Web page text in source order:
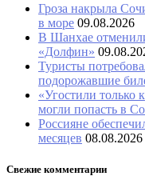
Гроза накрыла
в море 09.08.2026
В Шанхае
«Долфин»
Туристы
подорожавшие
«Угостили только
могли попасть в
Россияне
месяцев 08.08.2026
Свежие комментарии